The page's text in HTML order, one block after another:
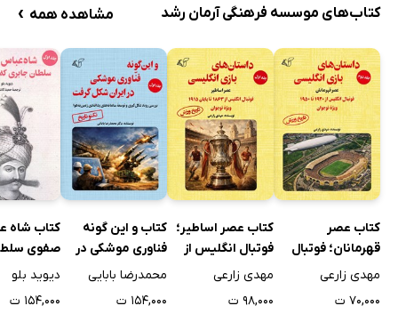
کتاب‌های موسسه فرهنگی آرمان رشد مشاهده همه ›
کتاب عصر
قهرمانان؛ فوتبال
مهدی زارعی
۷۰,۰۰۰ ت
کتاب عصر اساطیر؛
فوتبال انگلیس از
مهدی زارعی
۹۸,۰۰۰ ت
کتاب و این گونه
فناوری موشکی در
ایران شکل گرفت -
محمدرضا بابایی
۱۵۴,۰۰۰ ت
کتاب شاه
صفوی
که
دیوید بلو
۱۵۴,۰۰۰ ت